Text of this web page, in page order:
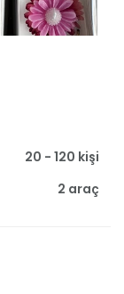
20 - 120 kişi
2 araç